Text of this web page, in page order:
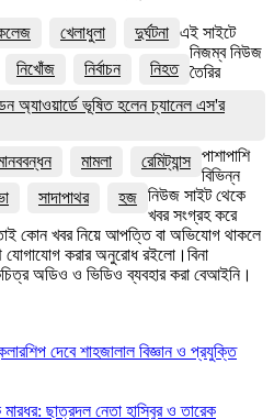
খেলাধুলা
দুর্ঘটনা
নিখোঁজ নির্বাচন
নিহত
অ্যাওয়ার্ডে ভূষিত হলেন চ্যানেল এস'র
মামলা
রেমিট্যান্স
সাদাপাথর হজ
এই সাইটে
নিজম্ব নিউজ
তৈরির
পাশাপাশি
বিভিন্ন
নিউজ সাইট থেকে
খবর সংগ্রহ করে
কোন খবর নিয়ে আপত্তি বা অভিযোগ থাকলে
যোগাযোগ করার অনুরোধ রইলো।বিনা
অডিও ও ভিডিও ব্যবহার করা বেআইনি।
দেবে শাহজালাল বিজ্ঞান ও প্রযুক্তি
মারধর: ছাত্রদল নেতা হাসিবুর ও তারেক